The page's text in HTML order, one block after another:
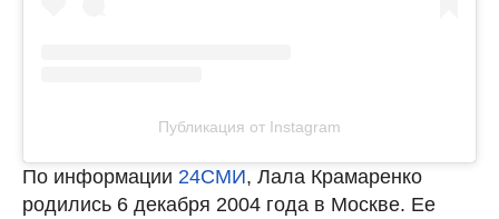
Публикация от Instagram
По информации 24СМИ, Лала Крамаренко
родились 6 декабря 2004 года в Москве. Ее